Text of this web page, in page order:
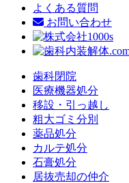
よくある質問
お問い合わせ
歯科閉院
医療機器処分
移設・引っ越し
粗大ゴミ分別
薬品処分
カルテ処分
石膏処分
居抜売却の仲介